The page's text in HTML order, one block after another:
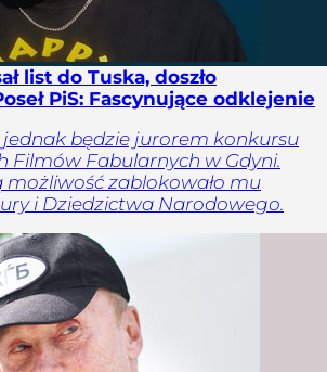
list do Tuska, doszło
PiS: Fascynujące odklejenie
jednak będzie jurorem konkursu
Filmów Fabularnych w Gdyni.
zablokowało mu
i Dziedzictwa Narodowego.